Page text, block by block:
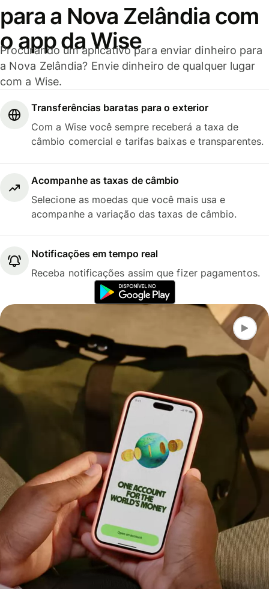
para a Nova Zelândia com
o app da Wise
Procurando um aplicativo para enviar dinheiro para
a Nova Zelândia? Envie dinheiro de qualquer lugar
com a Wise.
Transferências baratas para o exterior
Com a Wise você sempre receberá a taxa de
câmbio comercial e tarifas baixas e transparentes.
Acompanhe as taxas de câmbio
Selecione as moedas que você mais usa e
acompanhe a variação das taxas de câmbio.
Notificações em tempo real
Receba notificações assim que fizer pagamentos.